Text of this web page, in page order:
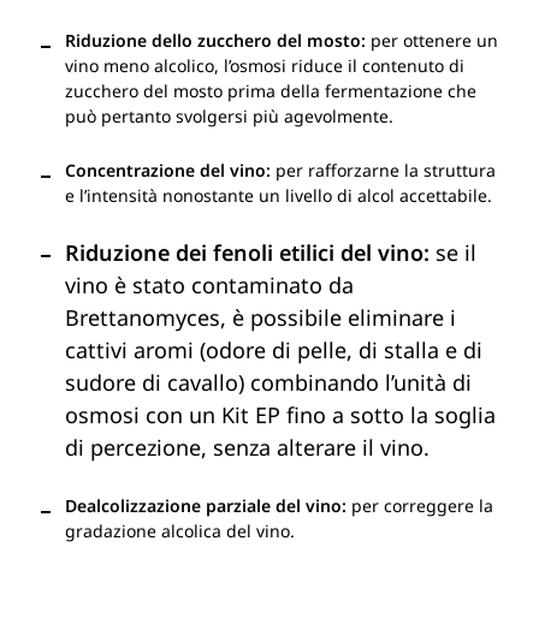
Riduzione dello zucchero del mosto: per ottenere un
vino meno alcolico, l’osmosi riduce il contenuto di
zucchero del mosto prima della fermentazione che
può pertanto svolgersi più agevolmente.
Concentrazione del vino: per rafforzarne la struttura
e l’intensità nonostante un livello di alcol accettabile.
Riduzione dei fenoli etilici del vino: se il
vino è stato contaminato da
Brettanomyces, è possibile eliminare i
cattivi aromi (odore di pelle, di stalla e di
sudore di cavallo) combinando l’unità di
osmosi con un Kit EP fino a sotto la soglia
di percezione, senza alterare il vino.
Dealcolizzazione parziale del vino: per correggere la
gradazione alcolica del vino.